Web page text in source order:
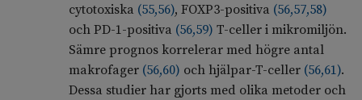
cytotoxiska (55,56), FOXP3-positiva (56,57,58)
och PD-1-positiva (56,59) T-celler i mikromiljön.
Sämre prognos korrelerar med högre antal
makrofager (56,60) och hjälpar-T-celler (56,61).
Dessa studier har gjorts med olika metoder och